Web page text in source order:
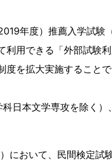
年度）推薦入学試験
用できる「外部試験
度を拡大実施すること
日本文学専攻を除く）
おいて、民間検定試